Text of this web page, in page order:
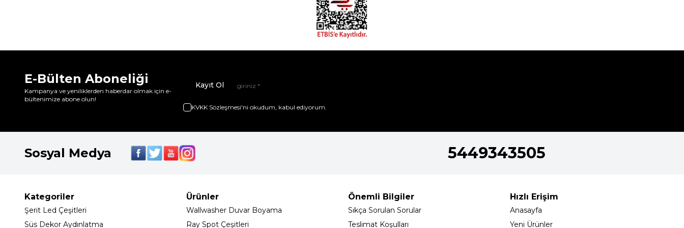
E-Bülten Aboneliği
Kampanya ve yeniliklerden haberdar olmak için e-
bültenimize abone olun!
Kayıt Ol
KVKK Sözleşmesi'ni okudum, kabul ediyorum.
Sosyal Medya 5449343505
Kategoriler
Şerit Led Çeşitleri
Süs Dekor Aydınlatma
Ürünler
Wallwasher Duvar Boyama
Ray Spot Çeşitleri
Önemli Bilgiler
Sıkça Sorulan Sorular
Teslimat Koşulları
Hızlı Erişim
Anasayfa
Yeni Ürünler